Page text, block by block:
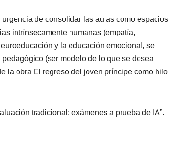
de consolidar las aulas como espacios
intrínsecamente humanas (empatía,
y la educación emocional, se
(ser modelo de lo que se desea
la obra El regreso del joven príncipe como hilo
tradicional: exámenes a prueba de IA”.